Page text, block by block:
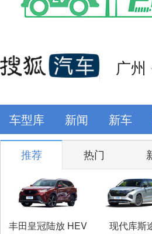
广州
车型库 新闻 新车
推荐 热门
丰田皇冠陆放 HEV 现代库斯